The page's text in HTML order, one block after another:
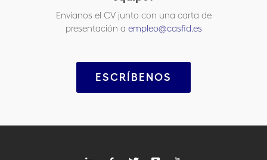
Envíanos el CV junto con una carta de
presentación a empleo@casfid.es
ESCRÍBENOS